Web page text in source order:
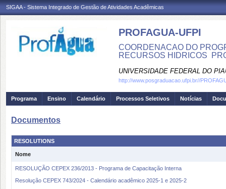
SIGAA - Sistema Integrado de Gestão de Atividades Acadêmicas
PROFAGUA-UFPI
COORDENACAO DO
RECURSOS HIDRICOS 
UNIVERSIDADE FEDERAL DO
http://www.posgraduacao.ufpi.br//
Programa Ensino Calendário Processos Seletivos Notícias
Documentos
RESOLUTIONS
Nome
RESOLUÇÃO CEPEX 236/2013 - Programa de Capacitação Interna
Resolução CEPEX 743/2024 - Calendário acadêmico 2025-1 e 2025-2